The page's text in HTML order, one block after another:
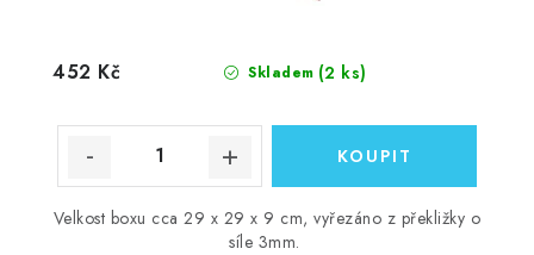
Skladem (2 ks)
452 Kč
Velkost boxu cca 29 x 29 x 9 cm, vyřezáno z překližky o
síle 3mm.